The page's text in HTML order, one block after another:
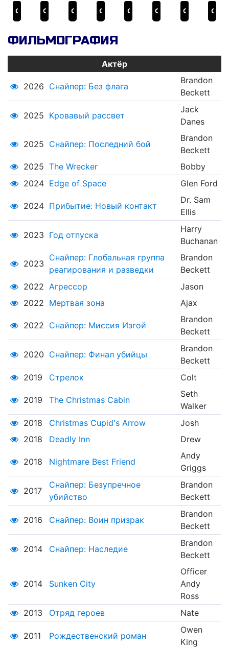
ФИЛЬМОГРАФИЯ
Актёр
2026 Снайпер: Без флага
Brandon
Beckett
2025 Кровавый рассвет
Jack
Danes
2025 Снайпер: Последний бой
Brandon
Beckett
2025 The Wrecker
Bobby
2024 Edge of Space Glen Ford
2024 Прибытие: Новый контакт
Dr. Sam
Ellis
2023 Год отпуска
Harry
Buchanan
2023
Снайпер: Глобальная группа
реагирования и разведки
Brandon
Beckett
2022 Агрессор
Jason
2022 Мертвая зона Ajax
2022 Снайпер: Миссия Изгой
Brandon
Beckett
2020 Снайпер: Финал убийцы
Brandon
Beckett
2019
Стрелок Colt
2019 The Christmas Cabin
Seth
Walker
2018
Christmas Cupid's Arrow
Josh
2018
Deadly Inn Drew
2018 Nightmare Best Friend
Andy
Griggs
2017
Снайпер: Безупречное
убийство
Brandon
Beckett
2016 Снайпер: Воин призрак
Brandon
Beckett
2014 Снайпер: Наследие
Brandon
Beckett
2014 Sunken City
Officer
Andy
Ross
2013
Отряд героев Nate
2011 Рождественский роман
Owen
King